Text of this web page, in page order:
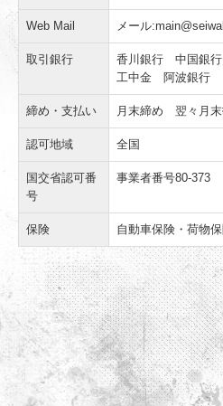
Web Mail メール
取引銀行
香川銀行 中国銀
工中金 阿波銀行
締め・支払い 月末締め 翌々月
認可地域 全国
国交省認可番
号
事業者番号80-373
保険 自動車保険・荷物